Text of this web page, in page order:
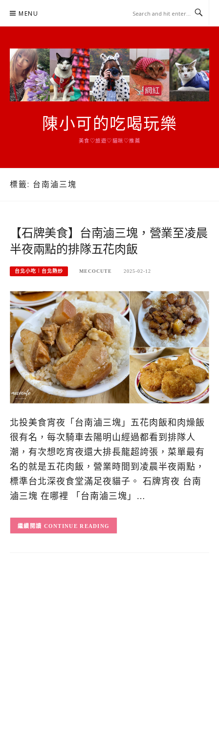
MENU
陳小可的吃喝玩樂
美食♡旅遊♡貓咪♡推薦
標籤: 台南滷三塊
【石牌美食】台南滷三塊，營業至凌晨
半夜兩點的排隊五花肉飯
台北小吃︱台北熱炒 MECOCUTE 2025-02-12
北投美食宵夜「台南滷三塊」五花肉飯和肉燥飯
很有名，每次騎車去陽明山經過都看到排隊人
潮，有次想吃宵夜還大排長龍超誇張，菜單最有
名的就是五花肉飯，營業時間到凌晨半夜兩點，
標準台北深夜食堂滿足夜貓子。 石牌宵夜 台南
滷三塊 在哪裡 「台南滷三塊」…
CONTINUE READING